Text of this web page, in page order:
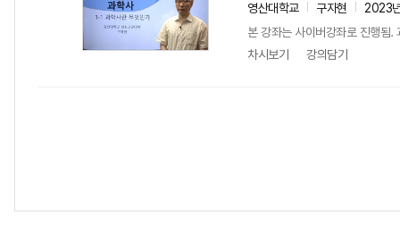
영산대학교 구자현
2023
본 강좌는 사이버강좌로 진행됨.
차시보기
강의담기